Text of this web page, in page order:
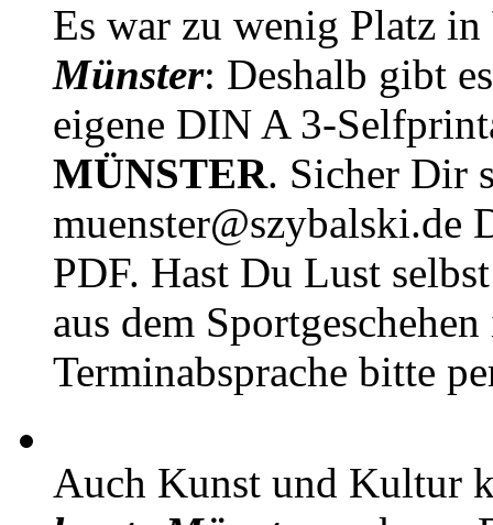
Es war zu wenig Platz in
Münster: Deshalb gibt
eigene DIN A 3-
MÜNSTER. Sicher Dir
muenster@szybalski.de
PDF. Hast Du Lust
aus dem
Terminabsprache bitte
Auch Kunst und Kultur